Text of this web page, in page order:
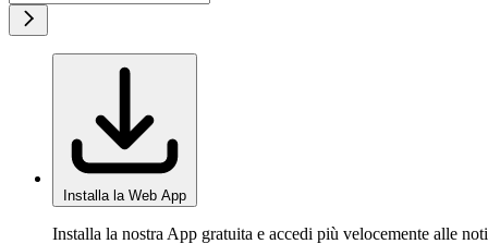
Installa la Web App
Installa la nostra App gratuita e accedi più velocemente alle